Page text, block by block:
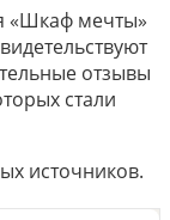
«Шкаф мечты»
отзывы
стали
источников.